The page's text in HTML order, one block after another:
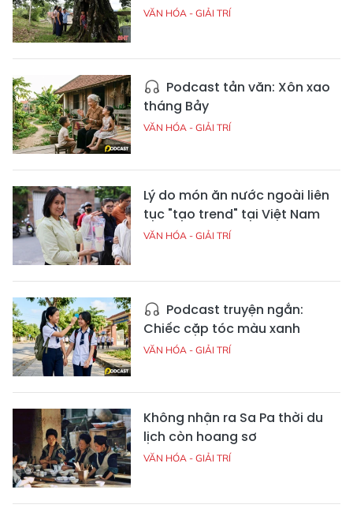
VĂN HÓA - GIẢI TRÍ
Podcast tản văn: Xôn xao
tháng Bảy
VĂN HÓA - GIẢI TRÍ
Lý do món ăn nước ngoài liên
tục "tạo trend" tại Việt Nam
VĂN HÓA - GIẢI TRÍ
Podcast truyện ngắn:
Chiếc cặp tóc màu xanh
VĂN HÓA - GIẢI TRÍ
Không nhận ra Sa Pa thời du
lịch còn hoang sơ
VĂN HÓA - GIẢI TRÍ